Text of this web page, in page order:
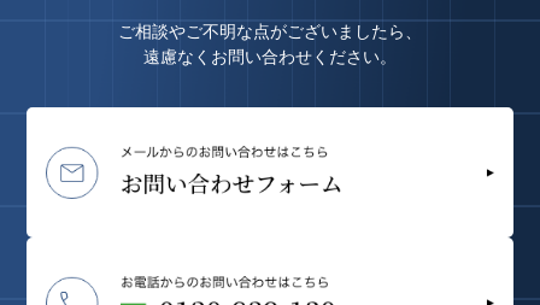
ご相談やご不明な点がございましたら、
遠慮なくお問い合わせください。